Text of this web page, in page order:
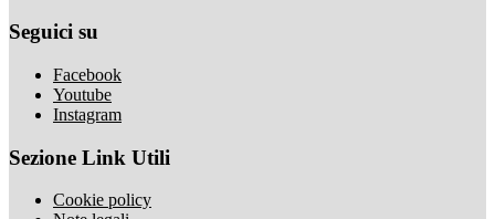
Seguici su
Facebook
Youtube
Instagram
Sezione Link Utili
Cookie policy